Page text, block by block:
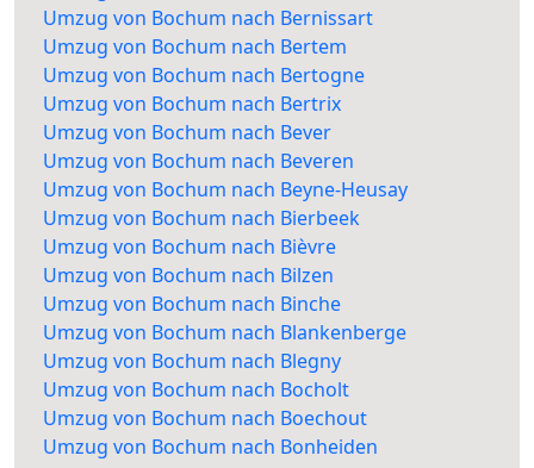
Umzug von Bochum nach Bernissart
Umzug von Bochum nach Bertem
Umzug von Bochum nach Bertogne
Umzug von Bochum nach Bertrix
Umzug von Bochum nach Bever
Umzug von Bochum nach Beveren
Umzug von Bochum nach Beyne-Heusay
Umzug von Bochum nach Bierbeek
Umzug von Bochum nach Bièvre
Umzug von Bochum nach Bilzen
Umzug von Bochum nach Binche
Umzug von Bochum nach Blankenberge
Umzug von Bochum nach Blegny
Umzug von Bochum nach Bocholt
Umzug von Bochum nach Boechout
Umzug von Bochum nach Bonheiden